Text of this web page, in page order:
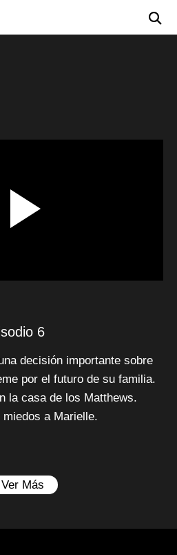
6
decisión importante sobre
por el futuro de su familia.
la casa de los Matthews.
a Marielle.
Ver Más